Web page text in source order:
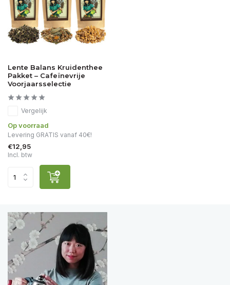
Lente Balans Kruidenthee
Pakket – Cafeïnevrije
Voorjaarsselectie
Vergelijk
Op voorraad
Levering GRATIS vanaf 40€!
€12,95
Incl. btw